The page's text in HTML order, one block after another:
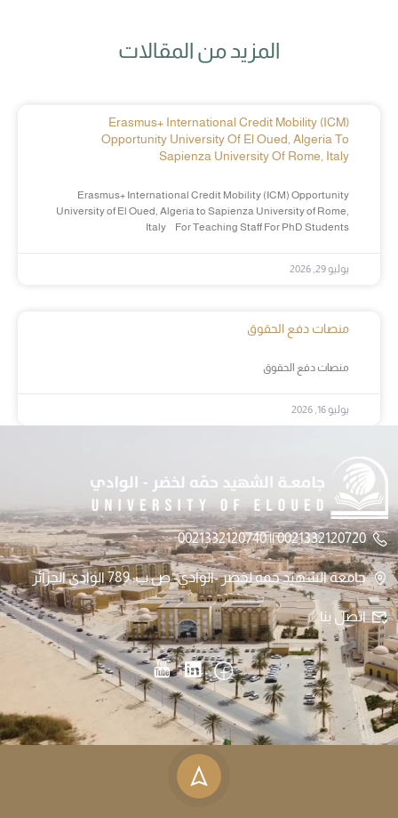
المزيد من المقالات
Erasmus+ International Credit Mobility (ICM)
Opportunity University Of El Oued, Algeria To
Sapienza University Of Rome, Italy
Erasmus+ International Credit Mobility (ICM) Opportunity
University of El Oued, Algeria to Sapienza University of Rome,
Italy For Teaching Staff For PhD Students
يوليو 29, 2026
منصات دفع الحقوق
منصات دفع الحقوق
يوليو 16, 2026
0021332120720 || 0021332120740
جامعة الشهيد حمه لخضر -الوادي- ص.ب: 789 الوادي الجزائر
اتصل بنا